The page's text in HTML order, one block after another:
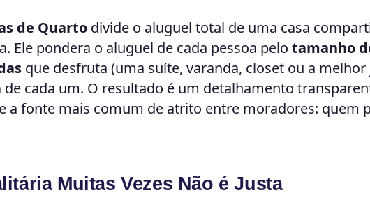
de Quarto divide o aluguel total de uma casa
Ele pondera o aluguel de cada pessoa pelo tamanho
que desfruta (uma suíte, varanda, closet ou a melhor
de cada um. O resultado é um detalhamento
a fonte mais comum de atrito entre moradores: quem
Muitas Vezes Não é Justa